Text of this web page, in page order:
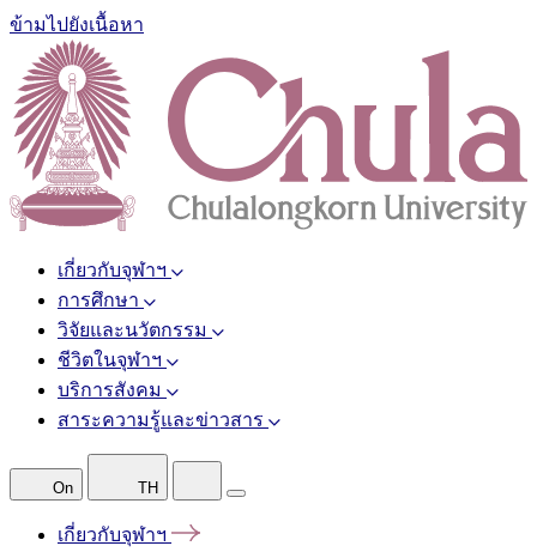
ข้ามไปยังเนื้อหา
เกี่ยวกับจุฬาฯ
การศึกษา
วิจัยและนวัตกรรม
ชีวิตในจุฬาฯ
บริการสังคม
สาระความรู้และข่าวสาร
On TH
เกี่ยวกับจุฬาฯ